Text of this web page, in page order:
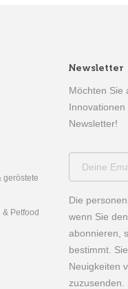
geröstete
& Petfood
Newsletter
Möchten Sie
Newsletter!
Die
wenn Sie
abonnieren,
bestimmt.
Neuigkeiten
zuzusenden.